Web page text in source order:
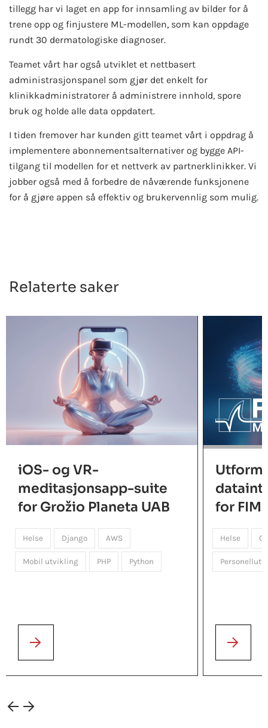
tillegg har vi laget en app for innsamling av bilder for å
trene opp og finjustere ML-modellen, som kan oppdage
rundt 30 dermatologiske diagnoser.
Teamet vårt har også utviklet et nettbasert
administrasjonspanel som gjør det enkelt for
klinikkadministratorer å administrere innhold, spore
bruk og holde alle data oppdatert.
I tiden fremover har kunden gitt teamet vårt i oppdrag å
implementere abonnementsalternativer og bygge API-
tilgang til modellen for et nettverk av partnerklinikker. Vi
jobber også med å forbedre de nåværende funksjonene
for å gjøre appen så effektiv og brukervennlig som mulig.
Relaterte saker
iOS- og VR-
meditasjonsapp-suite
for Grožio Planeta UAB
Helse Django AWS
Mobil utvikling PHP Python
for FIM
Helse C#